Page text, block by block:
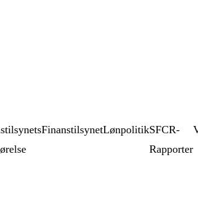
FinanstilsynetLønpolitikSFCR-
Rapporter